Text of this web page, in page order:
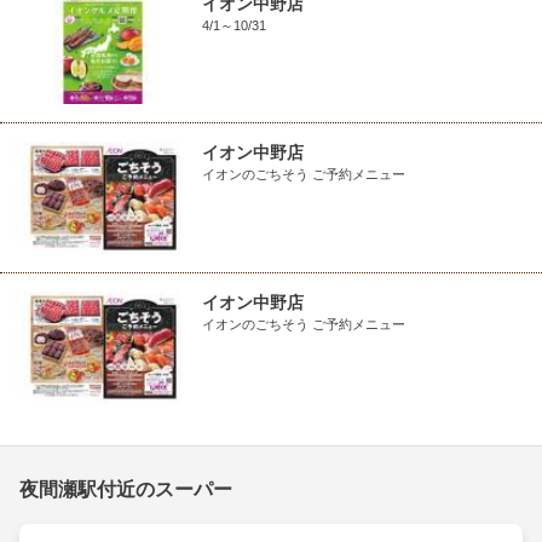
4/1～10/31
イオン中野店
イオンのごちそう ご予約メニュー
イオン中野店
イオンのごちそう ご予約メニュー
夜間瀬駅付近のスーパー